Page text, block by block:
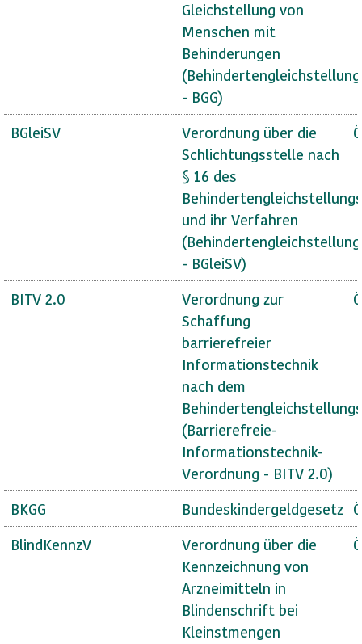
Gleichstellung von
Menschen mit
Behinderungen
- BGG)
BGleiSV
Verordnung über die
Schlichtungsstelle nach
§ 16 des
und ihr Verfahren
- BGleiSV)
BITV 2.0
Verordnung zur
Schaffung
barrierefreier
Informationstechnik
nach dem
(Barrierefreie-
Informationstechnik-
Verordnung - BITV 2.0)
BKGG Bundeskindergeldgesetz
BlindKennzV
Verordnung über die
Kennzeichnung von
Arzneimitteln in
Blindenschrift bei
Kleinstmengen